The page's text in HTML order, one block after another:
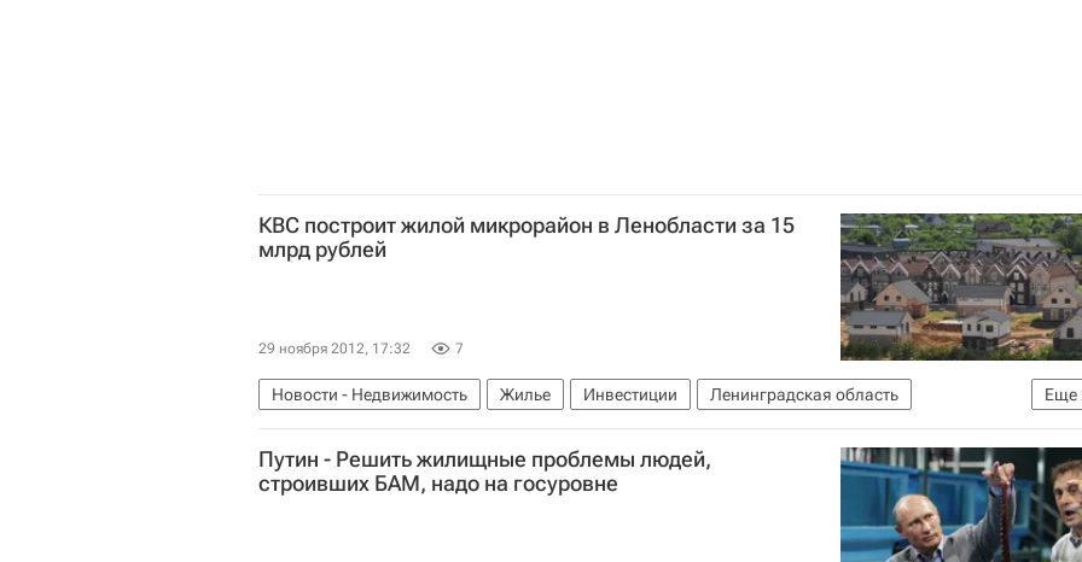
КВС построит жилой микрорайон в Ленобласти за 15
млрд рублей
29 ноября 2012, 17:32 7
Еще
Новости - Недвижимость Жилье Инвестиции
Ленинградская область
Строительство
Россия
Путин - Решить жилищные проблемы людей,
строивших БАМ, надо на госуровне